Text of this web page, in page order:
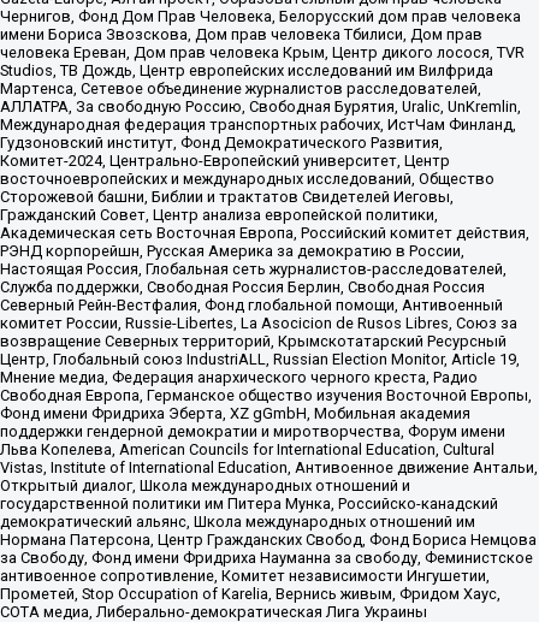
Чернигов, Фонд Дом Прав Человека, Белорусский дом прав человека
имени Бориса Звозскова, Дом прав человека Тбилиси, Дом прав
человека Ереван, Дом прав человека Крым, Центр дикого лосося, TVR
Studios, ТВ Дождь, Центр европейских исследований им Вилфрида
Мартенса, Сетевое объединение журналистов расследователей,
АЛЛАТРА, За свободную Россию, Свободная Бурятия, Uralic, UnKremlin,
Международная федерация транспортных рабочих, ИстЧам Финланд,
Гудзоновский институт, Фонд Демократического Развития,
Комитет-2024, Центрально-Европейский университет, Центр
восточноевропейских и международных исследований, Общество
Сторожевой башни, Библии и трактатов Свидетелей Иеговы,
Гражданский Совет, Центр анализа европейской политики,
Академическая сеть Восточная Европа, Российский комитет действия,
РЭНД корпорейшн, Русская Америка за демократию в России,
Настоящая Россия, Глобальная сеть журналистов-расследователей,
Служба поддержки, Свободная Россия Берлин, Свободная Россия
Северный Рейн-Вестфалия, Фонд глобальной помощи, Антивоенный
комитет России, Russie-Libertes, La Asocicion de Rusos Libres, Союз за
возвращение Северных территорий, Крымскотатарский Ресурсный
Центр, Глобальный союз IndustriALL, Russian Election Monitor, Article 19,
Мнение медиа, Федерация анархического черного креста, Радио
Свободная Европа, Германское общество изучения Восточной Европы,
Фонд имени Фридриха Эберта, XZ gGmbH, Мобильная академия
поддержки гендерной демократии и миротворчества, Форум имени
Льва Копелева, American Councils for International Education, Cultural
Vistas, Institute of International Education, Антивоенное движение Антальи,
Открытый диалог, Школа международных отношений и
государственной политики им Питера Мунка, Российско-канадский
демократический альянс, Школа международных отношений им
Нормана Патерсона, Центр Гражданских Свобод, Фонд Бориса Немцова
за Свободу, Фонд имени Фридриха Науманна за свободу, Феминистское
антивоенное сопротивление, Комитет независимости Ингушетии,
Прометей, Stop Occupation of Karelia, Вернись живым, Фридом Хаус,
СОТА медиа, Либерально-демократическая Лига Украины